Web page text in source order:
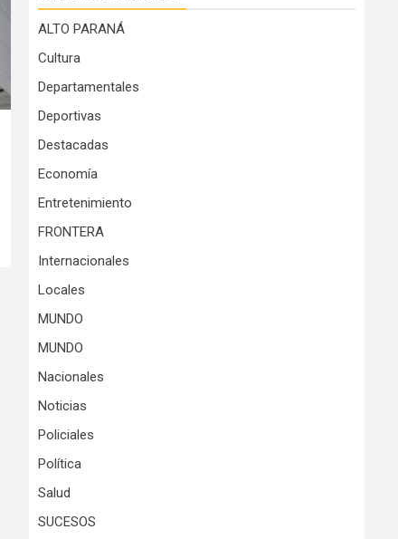
ALTO PARANÁ
Cultura
Departamentales
Deportivas
Destacadas
Economía
Entretenimiento
FRONTERA
Internacionales
Locales
MUNDO
MUNDO
Nacionales
Noticias
Policiales
Política
Salud
SUCESOS